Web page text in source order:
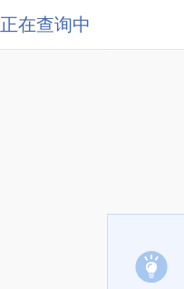
正在查询中